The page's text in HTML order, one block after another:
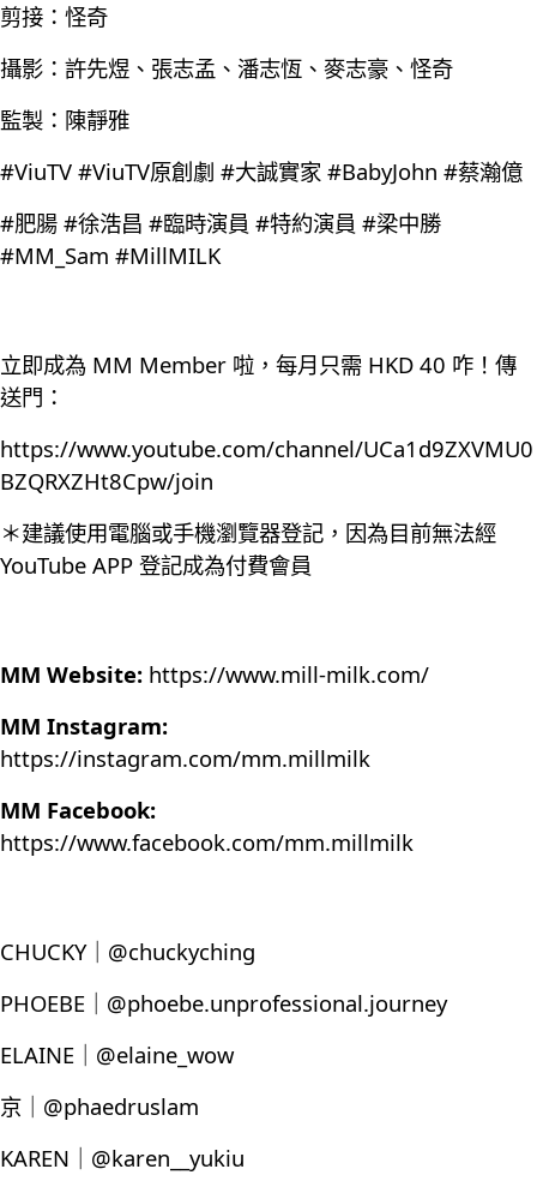
剪接：怪奇
攝影：許先煜、張志孟、潘志恆、麥志豪、怪奇
監製：陳靜雅
#ViuTV #ViuTV原創劇 #大誠實家 #BabyJohn #蔡瀚億
#肥腸 #徐浩昌 #臨時演員 #特約演員 #梁中勝
#MM_Sam #MillMILK
立即成為 MM Member 啦，每月只需 HKD 40 咋！傳
送門：
https://www.youtube.com/channel/UCa1d9ZXVMU0
BZQRXZHt8Cpw/join
＊建議使用電腦或手機瀏覽器登記，因為目前無法經
YouTube APP 登記成為付費會員
MM Website: https://www.mill-milk.com/
MM Instagram:
https://instagram.com/mm.millmilk
MM Facebook:
https://www.facebook.com/mm.millmilk
CHUCKY｜@chuckyching
PHOEBE｜@phoebe.unprofessional.journey
ELAINE｜@elaine_wow
京｜@phaedruslam
KAREN｜@karen__yukiu